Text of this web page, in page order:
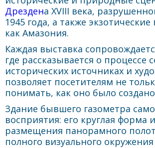
Дрездена XVIII века,
1945 года, а также
как Амазония.
Каждая выставка
где рассказывается о
исторических источниках и
позволяет посетителям не
понимать, как оно было
Здание бывшего газометра
восприятия: его круглая форма
размещения панорамного
полного визуального